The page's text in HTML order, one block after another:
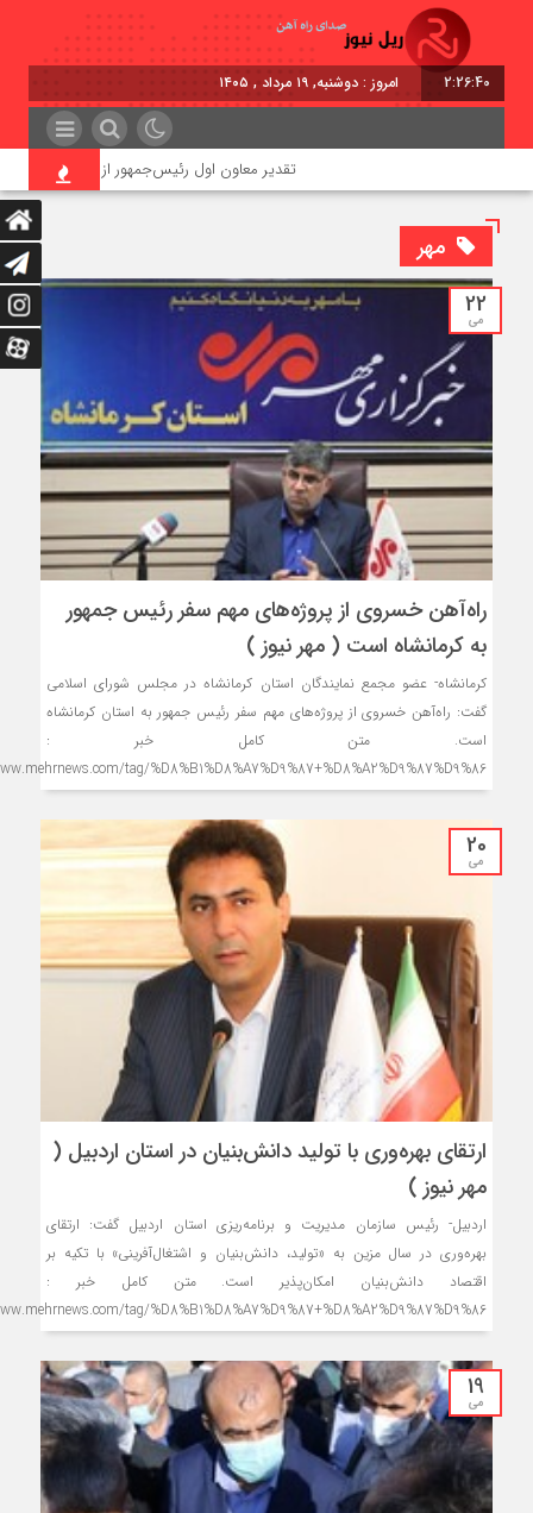
2:26:42 برابر با : Monday - 10 August - 2026
تقدیر معاون اول رئیس‌جمهور از مدیرعامل راه‌آهن
مهر
22
می
راه‌آهن خسروی از پروژه‌های مهم سفر رئیس جمهور
به کرمانشاه است ( مهر نیوز )
کرمانشاه- عضو مجمع نمایندگان استان کرمانشاه در مجلس شورای اسلامی
گفت: راه‌آهن خسروی از پروژه‌های مهم سفر رئیس جمهور به استان کرمانشاه
است. متن کامل خبر :
tag/%D8%B1%D8%A7%D9%87+%D8%A2%D9%87%D9%86
20
می
ارتقای بهره‌وری با تولید دانش‌بنیان در استان اردبیل (
مهر نیوز )
اردبیل- رئیس سازمان مدیریت و برنامه‌ریزی استان اردبیل گفت: ارتقای
بهره‌وری در سال مزین به «تولید، دانش‌بنیان و اشتغال‌آفرینی» با تکیه بر
اقتصاد دانش‌بنیان امکان‌پذیر است. متن کامل خبر :
tag/%D8%B1%D8%A7%D9%87+%D8%A2%D9%87%D9%86
19
می